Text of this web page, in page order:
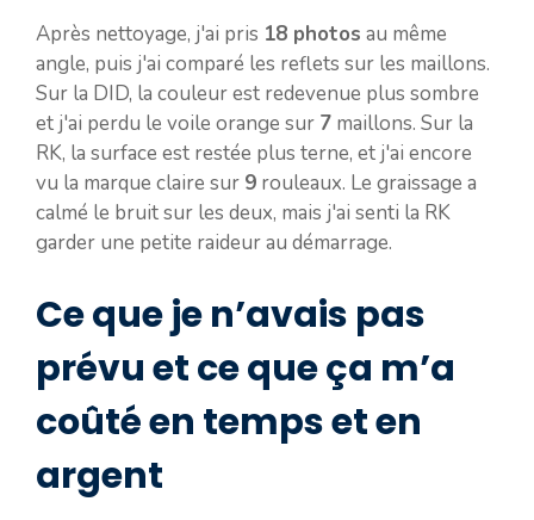
Après nettoyage, j'ai pris 18 photos au même
angle, puis j'ai comparé les reflets sur les maillons.
Sur la DID, la couleur est redevenue plus sombre
et j'ai perdu le voile orange sur 7 maillons. Sur la
RK, la surface est restée plus terne, et j'ai encore
vu la marque claire sur 9 rouleaux. Le graissage a
calmé le bruit sur les deux, mais j'ai senti la RK
garder une petite raideur au démarrage.
Ce que je n’avais pas
prévu et ce que ça m’a
coûté en temps et en
argent